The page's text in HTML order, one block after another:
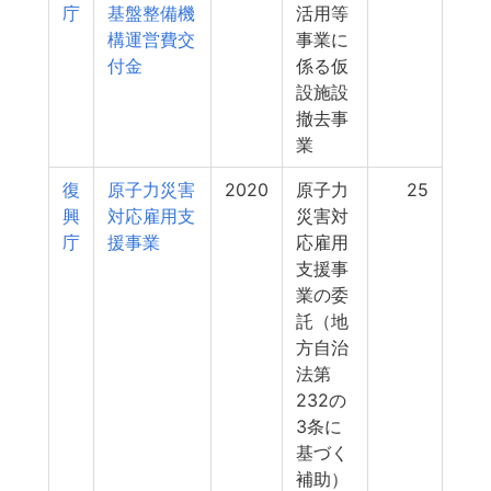
庁
基盤整備機
構運営費交
付金
活用等
事業に
係る仮
設施設
撤去事
業
復
興
庁
原子力災害
対応雇用支
援事業
2020
原子力
災害対
応雇用
支援事
業の委
託（地
方自治
法第
232の
3条に
基づく
補助）
25